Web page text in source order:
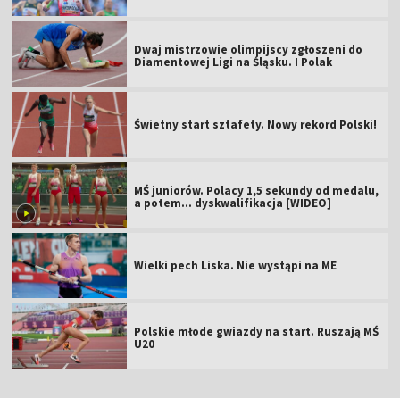
Dwaj mistrzowie olimpijscy zgłoszeni do
Diamentowej Ligi na Śląsku. I Polak
Świetny start sztafety. Nowy rekord Polski!
MŚ juniorów. Polacy 1,5 sekundy od medalu,
a potem... dyskwalifikacja [WIDEO]
Wielki pech Liska. Nie wystąpi na ME
Polskie młode gwiazdy na start. Ruszają MŚ
U20